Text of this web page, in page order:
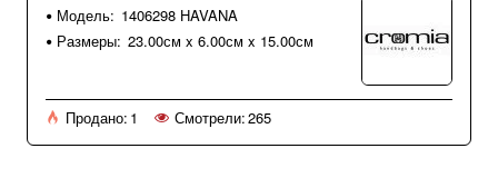
Модель: 1406298 HAVANA
Размеры: 23.00см x 6.00см x 15.00см
Продано: 1 Смотрели:265